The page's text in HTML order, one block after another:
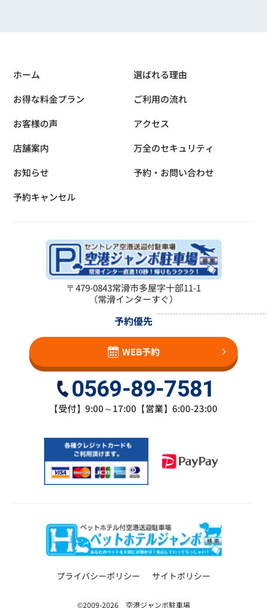
ホーム
選ばれる理由
お得な料金プラン
ご利用の流れ
お客様の声
アクセス
店舗案内
万全のセキュリティ
お知らせ
予約・お問い合わせ
予約キャンセル
〒479-0843常滑市多屋字十部11-1
（常滑インターすぐ）
予約優先
WEB予約
0569-89-7581
【受付】9:00～17:00【営業】6:00-23:00
プライバシーポリシー サイトポリシー
©2009-2026 空港ジャンボ駐車場